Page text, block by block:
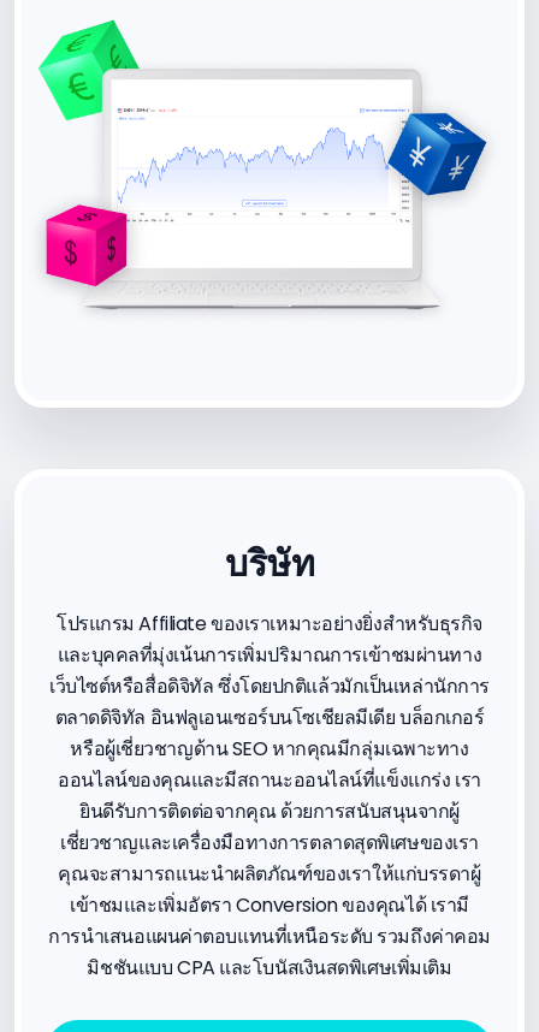
บริษัท
โปรแกรม Affiliate ของเราเหมาะอย่างยิ่งสำหรับธุรกิจ
และบุคคลที่มุ่งเน้นการเพิ่มปริมาณการเข้าชมผ่านทาง
เว็บไซต์หรือสื่อดิจิทัล ซึ่งโดยปกติแล้วมักเป็นเหล่านักการ
ตลาดดิจิทัล อินฟลูเอนเซอร์บนโซเชียลมีเดีย บล็อกเกอร์
หรือผู้เชี่ยวชาญด้าน SEO หากคุณมีกลุ่มเฉพาะทาง
ออนไลน์ของคุณและมีสถานะออนไลน์ที่แข็งแกร่ง เรา
ยินดีรับการติดต่อจากคุณ ด้วยการสนับสนุนจากผู้
เชี่ยวชาญและเครื่องมือทางการตลาดสุดพิเศษของเรา
คุณจะสามารถแนะนำผลิตภัณฑ์ของเราให้แก่บรรดาผู้
เข้าชมและเพิ่มอัตรา Conversion ของคุณได้ เรามี
การนำเสนอแผนค่าตอบแทนที่เหนือระดับ รวมถึงค่าคอม
มิชชันแบบ CPA และโบนัสเงินสดพิเศษเพิ่มเติม